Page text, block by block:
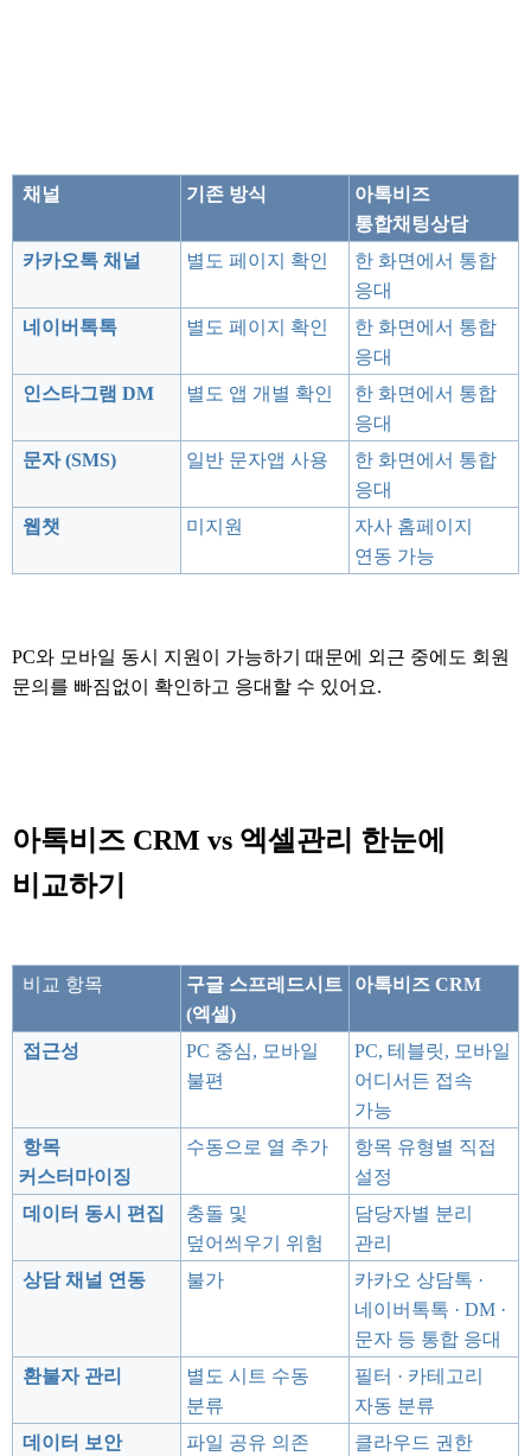
채널 기존 방식
아톡비즈
통합채팅상담
카카오톡 채널
별도 페이지 확인
한 화면에서 통합
응대
네이버톡톡
별도 페이지 확인
한 화면에서 통합
응대
인스타그램 DM
별도 앱 개별 확인
한 화면에서 통합
응대
문자 (SMS)
일반 문자앱 사용
한 화면에서 통합
응대
웹챗
미지원
자사 홈페이지
연동 가능
PC와 모바일 동시 지원이 가능하기 때문에 외근 중에도 회원
문의를 빠짐없이 확인하고 응대할 수 있어요.
아톡비즈 CRM vs 엑셀관리 한눈에
비교하기
비교 항목
구글 스프레드시트
(엑셀)
아톡비즈 CRM
접근성
PC 중심, 모바일
불편
PC, 테블릿, 모바일
어디서든 접속
가능
항목
커스터마이징
수동으로 열 추가
항목 유형별 직접
설정
데이터 동시 편집
충돌 및
덮어씌우기 위험
담당자별 분리
관리
상담 채널 연동
불가
카카오 상담톡 ·
네이버톡톡 · DM ·
문자 등 통합 응대
환불자 관리
별도 시트 수동
분류
필터 · 카테고리
자동 분류
데이터 보안
파일 공유 의존 클라우드 권한